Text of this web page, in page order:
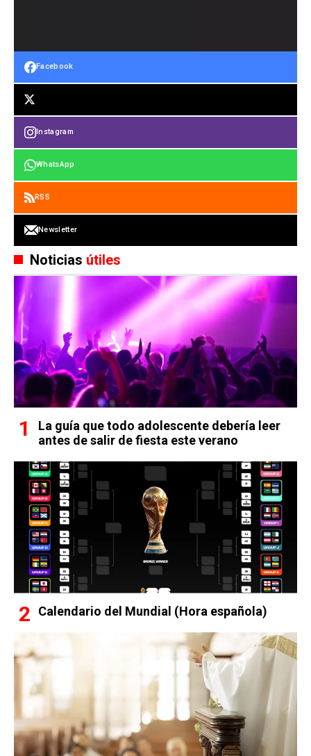
Facebook
Instagram
WhatsApp
RSS
Newsletter
Noticias útiles
La guía que todo adolescente debería leer
antes de salir de fiesta este verano
Calendario del Mundial (Hora española)